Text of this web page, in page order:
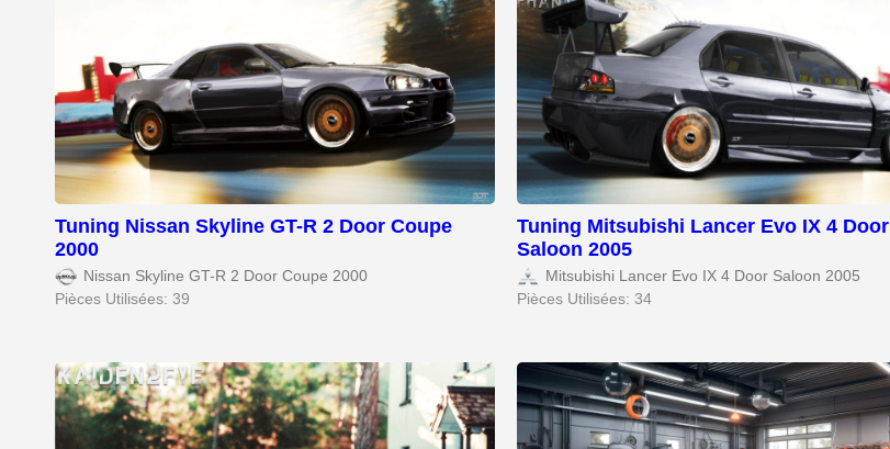
Tuning Nissan Skyline GT-R 2 Door Coupe
2000
Nissan Skyline GT-R 2 Door Coupe 2000
Pièces Utilisées: 39
Tuning Mitsubishi Lancer Evo IX 4 Door
Saloon 2005
Mitsubishi Lancer Evo IX 4 Door Saloon 2005
Pièces Utilisées: 34